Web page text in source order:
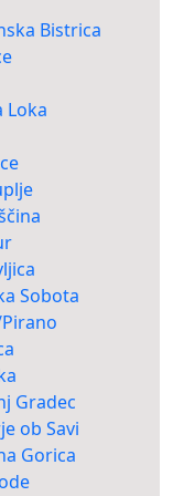
Bistrica
Loka
Sobota
Gradec
ob Savi
Gorica